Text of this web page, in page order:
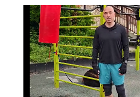
РАЗСЛЕДВАНЕ
Управители:
Веселин
Василев,